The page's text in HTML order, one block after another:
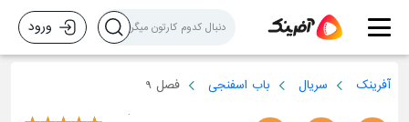
ورود
آفرینک سریال باب اسفنجی فصل 9